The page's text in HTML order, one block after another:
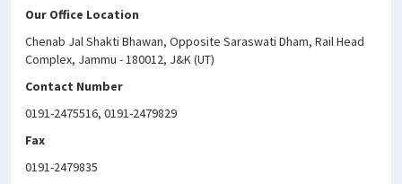
Our Office Location
Chenab Jal Shakti Bhawan, Opposite Saraswati Dham, Rail Head
Complex, Jammu - 180012, J&K (UT)
Contact Number
0191-2475516, 0191-2479829
Fax
0191-2479835